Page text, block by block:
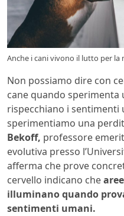
Anche i cani vivono il lutto per
Non possiamo dire con
cane quando sperimenta
rispecchiano i sentimenti
sperimentiamo una
Bekoff, professore
evolutiva presso
afferma che prove
cervello indicano che
illuminano quando
sentimenti umani.